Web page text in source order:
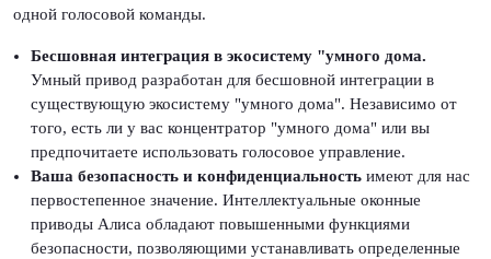
одной голосовой команды.
Бесшовная интеграция в экосистему "умного дома.
Умный привод разработан для бесшовной интеграции в
существующую экосистему "умного дома". Независимо от
того, есть ли у вас концентратор "умного дома" или вы
предпочитаете использовать голосовое управление.
Ваша безопасность и конфиденциальность имеют для нас
первостепенное значение. Интеллектуальные оконные
приводы Алиса обладают повышенными функциями
безопасности, позволяющими устанавливать определенные